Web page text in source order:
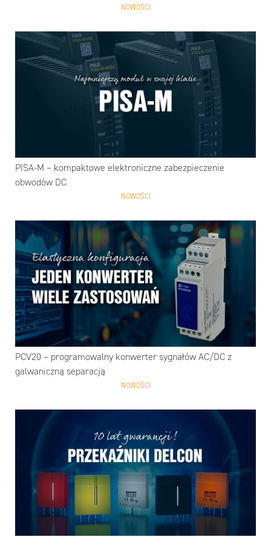
NOWOŚCI
PISA-M – kompaktowe elektroniczne zabezpieczenie
obwodów DC
NOWOŚCI
PCV20 – programowalny konwerter sygnałów AC/DC z
galwaniczną separacją
NOWOŚCI